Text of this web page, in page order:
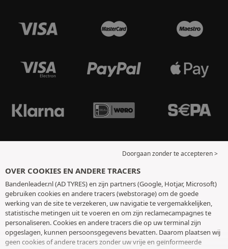
Doorgaan zonder te accepteren >
OVER COOKIES EN ANDERE TRACERS
Bandenleader.nl (AD TYRES) en zijn partners (Google, Hotjar, Microsoft)
gebruiken cookies en andere tracers (webstorage) om de goede
werking van de site te verzekeren, uw navigatie te vergemakkelijken,
statistische metingen uit te voeren en om zijn reclamecampagnes te
personaliseren. Cookies en andere tracers die op uw terminal zijn
opgeslagen, kunnen persoonsgegevens bevatten. Daarom plaatsen wij
geen cookies of andere tracers zonder uw vrije en geïnformeerde